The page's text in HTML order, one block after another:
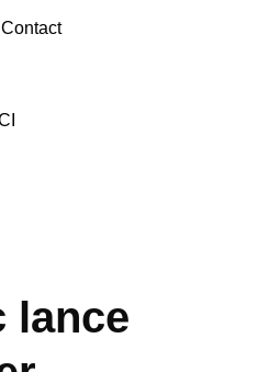
Contact
lance